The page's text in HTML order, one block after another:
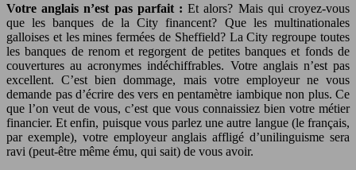
Votre anglais n’est pas parfait :Et alors? Mais qui croyez-vous
que les banques de la City financent? Que les multinationales
galloises et les mines fermées de Sheffield? La City regroupe toutes
les banques de renom et regorgent de petites banques et fonds de
couvertures au acronymes indéchiffrables. Votre anglais n’est pas
excellent. C’est bien dommage, mais votre employeur ne vous
demande pas d’écrire des vers en pentamètre iambique non plus. Ce
que l’on veut de vous, c’est que vous connaissiez bien votre métier
financier. Et enfin, puisque vous parlez une autre langue (le français,
par exemple), votre employeur anglais affligé d’unilinguisme sera
ravi (peut-être même ému, qui sait) de vous avoir.